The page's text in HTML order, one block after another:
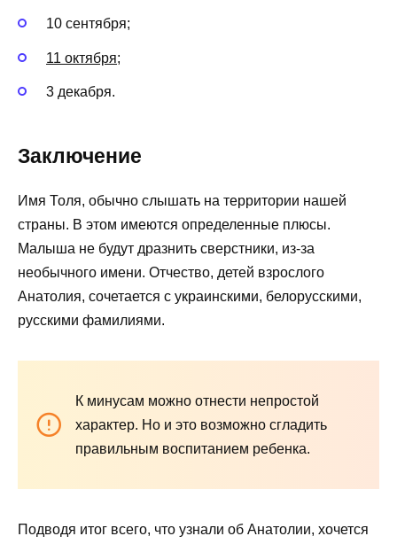
10 сентября;
11 октября;
3 декабря.
Заключение
Имя Толя, обычно слышать на территории нашей
страны. В этом имеются определенные плюсы.
Малыша не будут дразнить сверстники, из-за
необычного имени. Отчество, детей взрослого
Анатолия, сочетается с украинскими, белорусскими,
русскими фамилиями.
К минусам можно отнести непростой
характер. Но и это возможно сгладить
правильным воспитанием ребенка.
Подводя итог всего, что узнали об Анатолии, хочется